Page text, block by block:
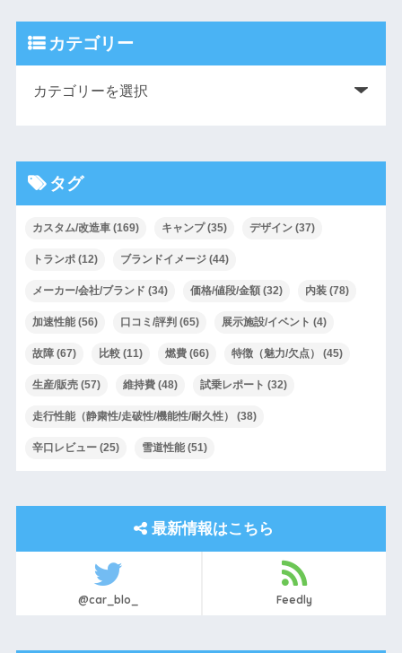
カテゴリー
タグ
カスタム/改造車(169) キャンプ(35) デザイン(37)
トランポ(12) ブランドイメージ(44)
メーカー/会社/ブランド (34) 価格/値段/金額(32) 内装(78)
加速性能(56) 口コミ/評判 (65) 展示施設/イベント (4)
故障(67) 比較(11) 燃費(66) 特徴（魅力/欠点） (45)
生産/販売(57) 維持費(48) 試乗レポート (32)
走行性能（静粛性/走破性/機能性/耐久性） (38)
辛口レビュー(25) 雪道性能(51)
最新情報はこちら
@car_blo_ Feedly